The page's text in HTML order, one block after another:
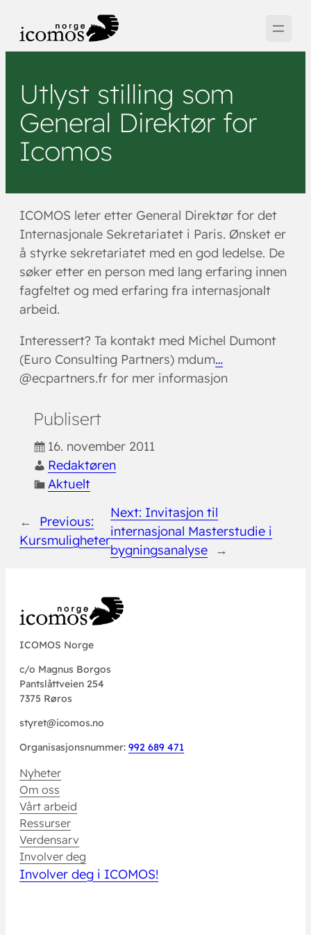
innhold
Utlyst stilling som
General Direktør for
Icomos
ICOMOS leter etter General Direktør for det
Internasjonale Sekretariatet i Paris. Ønsket er
å styrke sekretariatet med en god ledelse. De
søker etter en person med lang erfaring innen
fagfeltet og med erfaring fra internasjonalt
arbeid.
Interessert? Ta kontakt med Michel Dumont
(Euro Consulting Partners) mdum…
@ecpartners.fr for mer informasjon
Publisert
16. november 2011
Redaktøren
Aktuelt
←
Previous:
Kursmuligheter
Next: Invitasjon til
internasjonal Masterstudie i
bygningsanalyse
→
ICOMOS Norge
c/o Magnus Borgos
Pantslåttveien 254
7375 Røros
styret@icomos.no
Organisasjonsnummer:992 689 471
Nyheter
Om oss
Vårt arbeid
Ressurser
Verdensarv
Involver deg
Involver deg i ICOMOS!